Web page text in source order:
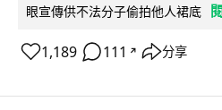
眼宣傳供不法分子偷拍他人裙底
1,189 111 ↗ 分享